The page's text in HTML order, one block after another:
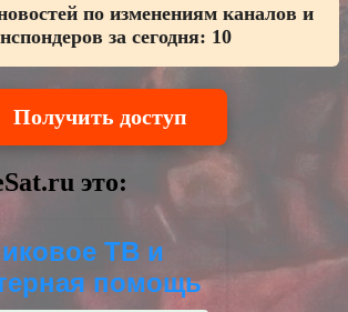
по изменениям каналов и
за сегодня: 10
Получить доступ
это:
ТВ и
помощь